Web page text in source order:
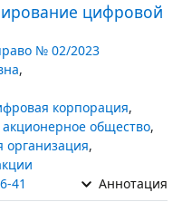
цифровой
№ 02/2023
,
корпорация,
акционерное общество,
организация,
41 Аннотация